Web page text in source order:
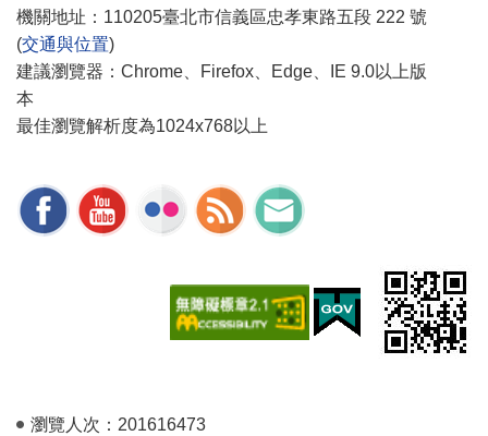
機關地址：110205臺北市信義區忠孝東路五段 222 號
(交通與位置)
建議瀏覽器：Chrome、Firefox、Edge、IE 9.0以上版
本
最佳瀏覽解析度為1024x768以上
瀏覽人次： 201616473